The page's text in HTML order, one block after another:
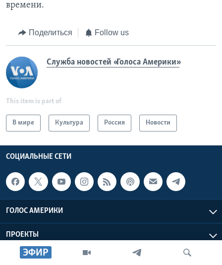
ЭФИР
времени.
Поделиться Follow us
Служба новостей «Голоса Америки»
This item is part of
В мире Культура Россия Новости
СОЦИАЛЬНЫЕ СЕТИ
ГОЛОС АМЕРИКИ
ПРОЕКТЫ